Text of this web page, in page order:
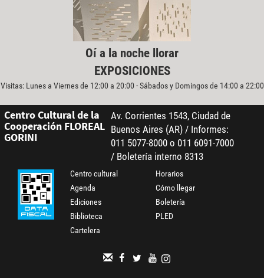
Oí a la noche llorar
EXPOSICIONES
Visitas: Lunes a Viernes de 12:00 a 20:00 - Sábados y Domingos de 14:00 a 22:00
Centro Cultural de la
Cooperación FLOREAL
GORINI
Av. Corrientes 1543, Ciudad de
Buenos Aires (AR) / Informes:
011 5077-8000 o 011 6091-7000
/ Boletería interno 8313
Centro cultural
Agenda
Ediciones
Biblioteca
Cartelera
Horarios
Cómo llegar
Boletería
PLED